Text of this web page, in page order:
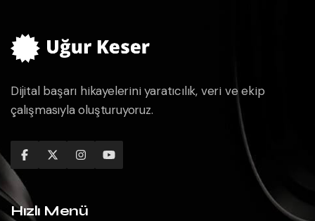
Dijital başarı hikayelerini yaratıcılık, veri ve ekip
çalışmasıyla oluşturuyoruz.
Hızlı Menü